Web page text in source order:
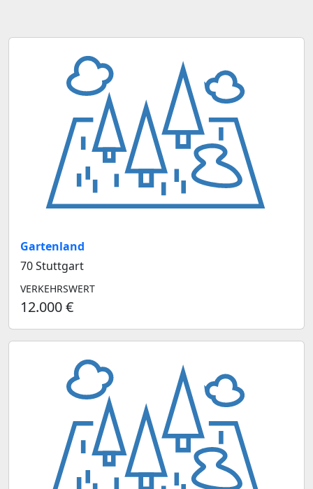
Gartenland
70 Stuttgart
VERKEHRSWERT
12.000 €